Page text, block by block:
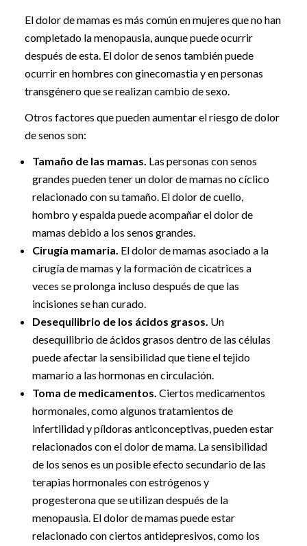
El dolor de mamas es más común en mujeres que no han
completado la menopausia, aunque puede ocurrir
después de esta. El dolor de senos también puede
ocurrir en hombres con ginecomastia y en personas
transgénero que se realizan cambio de sexo.
Otros factores que pueden aumentar el riesgo de dolor
de senos son:
Tamaño de las mamas. Las personas con senos
grandes pueden tener un dolor de mamas no cíclico
relacionado con su tamaño. El dolor de cuello,
hombro y espalda puede acompañar el dolor de
mamas debido a los senos grandes.
Cirugía mamaria. El dolor de mamas asociado a la
cirugía de mamas y la formación de cicatrices a
veces se prolonga incluso después de que las
incisiones se han curado.
Desequilibrio de los ácidos grasos. Un
desequilibrio de ácidos grasos dentro de las células
puede afectar la sensibilidad que tiene el tejido
mamario a las hormonas en circulación.
Toma de medicamentos. Ciertos medicamentos
hormonales, como algunos tratamientos de
infertilidad y píldoras anticonceptivas, pueden estar
relacionados con el dolor de mama. La sensibilidad
de los senos es un posible efecto secundario de las
terapias hormonales con estrógenos y
progesterona que se utilizan después de la
menopausia. El dolor de mamas puede estar
relacionado con ciertos antidepresivos, como los